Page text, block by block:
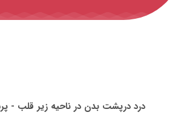
درد درپشت بدن در ناحیه زیر قلب - پرسش 43674